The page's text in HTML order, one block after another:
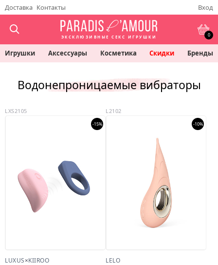
Доставка Контакты Вход
ЭКСКЛЮЗИВНЫЕ СЕКС ИГРУШКИ 0
Игрушки Аксессуары Косметика Скидки Бренды
Водонепроницаемые вибраторы
LUXUS×KIIROO
LXS2105
-15%
LELO
L2102
-10%